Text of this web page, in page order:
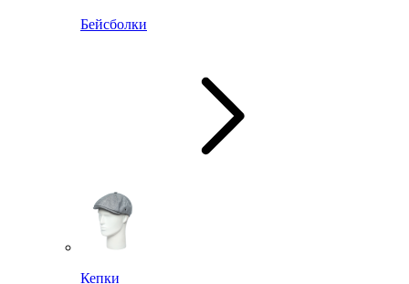
Бейсболки
Кепки